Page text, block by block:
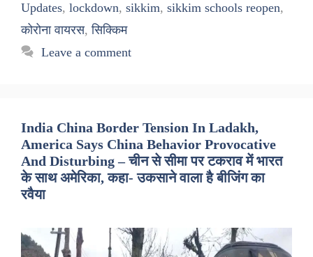
Updates, lockdown, sikkim, sikkim schools reopen,
कोरोना वायरस,सिक्किम
Leave a comment
India China Border Tension In Ladakh,
America Says China Behavior Provocative
And Disturbing – चीन से सीमा पर टकराव में भारत
के साथ अमेरिका, कहा- उकसाने वाला है बीजिंग का
रवैया